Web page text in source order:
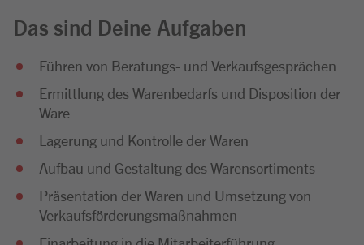
Das sind Deine Aufgaben
Führen von Beratungs- und Verkaufsgesprächen
Ermittlung des Warenbedarfs und Disposition der
Ware
Lagerung und Kontrolle der Waren
Aufbau und Gestaltung des Warensortiments
Präsentation der Waren und Umsetzung von
Verkaufsförderungsmaßnahmen